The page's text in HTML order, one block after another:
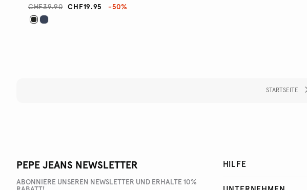
CHF19.95
CHF39.90 -50%
STARTSEITE
PEPE JEANS NEWSLETTER
ABONNIERE UNSEREN NEWSLETTER UND ERHALTE 10%
HILFE